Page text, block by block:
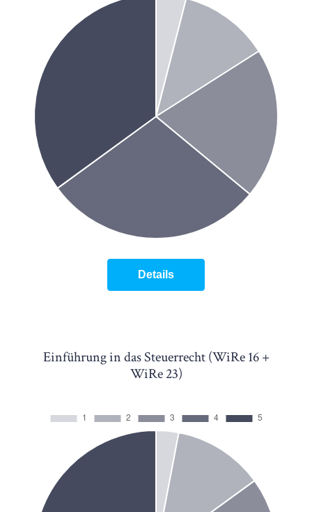
Details
Einführung in das Steuerrecht (WiRe 16 +
WiRe 23)